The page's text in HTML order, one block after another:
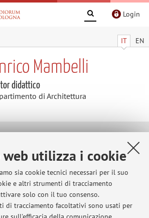
web utilizza i cookie
sia cookie tecnici necessari per il suo
e altri strumenti di tracciamento
solo con il tuo consenso.
di tracciamento facoltativi sono usati per
Login
IT EN
Mambelli
didattico
di Architettura